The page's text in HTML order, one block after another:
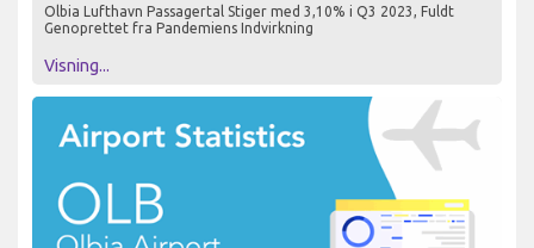
Olbia Lufthavn Passagertal Stiger med 3,10% i Q3 2023, Fuldt
Genoprettet fra Pandemiens Indvirkning
Visning...